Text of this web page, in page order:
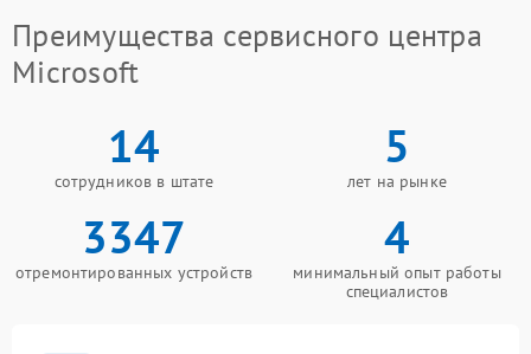
Преимущества сервисного центра
Microsoft
14
сотрудников в штате
5
лет на рынке
3347
отремонтированных устройств
4
минимальный опыт работы
специалистов